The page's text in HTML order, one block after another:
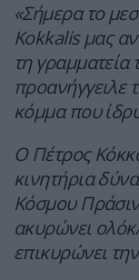
«Σήμερα το
Kokkalis μας
τη
προανήγγειλε
κόμμα που
Ο Πέτρος
κινητήρια
Κόσμου
ακυρώνει
επικυρώνει